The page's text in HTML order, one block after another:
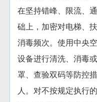
在坚持错峰、限流、
础上，加密对电梯、
消毒频次。使用中央
设备进行清洗、消毒
罩、查验双码等防控
人。对不按规定执行